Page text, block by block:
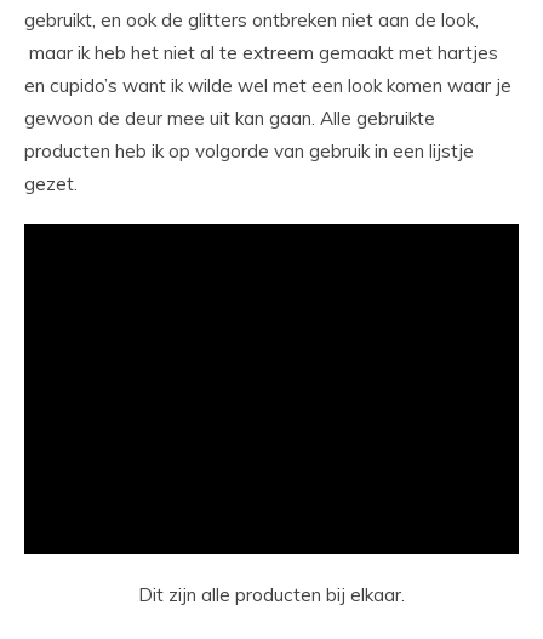
gebruikt, en ook de glitters ontbreken niet aan de look,
maar ik heb het niet al te extreem gemaakt met hartjes
en cupido’s want ik wilde wel met een look komen waar je
gewoon de deur mee uit kan gaan. Alle gebruikte
producten heb ik op volgorde van gebruik in een lijstje
gezet.
Dit zijn alle producten bij elkaar.